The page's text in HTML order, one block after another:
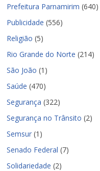
Prefeitura Parnamirim (640)
Publicidade (556)
Religião (5)
Rio Grande do Norte (214)
São João (1)
Saúde (470)
Segurança (322)
Segurança no Trânsito (2)
Semsur (1)
Senado Federal (7)
Solidariedade (2)